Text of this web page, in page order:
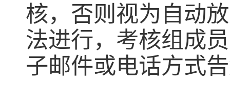
核，否则视为自动
法进行，考核组成
子邮件或电话方式